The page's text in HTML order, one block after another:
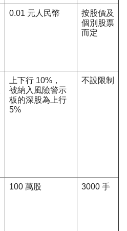
0.01 元人民幣
按股價及
個別股票
而定
上下行 10%，
被納入風險警示
板的深股為上行
5%
不設限制
100 萬股 3000 手